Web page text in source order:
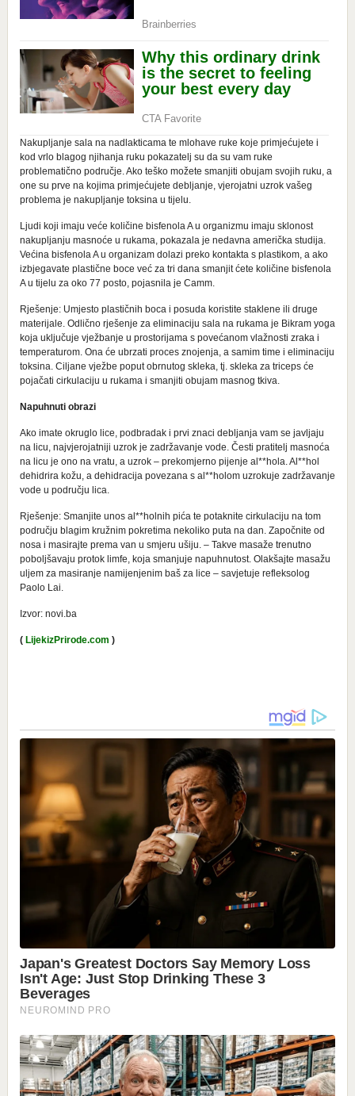
Nakupljanje sala na nadlakticama te mlohave ruke koje primjećujete i
kod vrlo blagog njihanja ruku pokazatelj su da su vam ruke
problematično područje. Ako teško možete smanjiti obujam svojih ruku, a
one su prve na kojima primjećujete debljanje, vjerojatni uzrok vašeg
problema je nakupljanje toksina u tijelu.
Ljudi koji imaju veće količine bisfenola A u organizmu imaju sklonost
nakupljanju masnoće u rukama, pokazala je nedavna američka studija.
Većina bisfenola A u organizam dolazi preko kontakta s plastikom, a ako
izbjegavate plastične boce već za tri dana smanjit ćete količine bisfenola
A u tijelu za oko 77 posto, pojasnila je Camm.
Rješenje: Umjesto plastičnih boca i posuda koristite staklene ili druge
materijale. Odlično rješenje za eliminaciju sala na rukama je Bikram yoga
koja uključuje vježbanje u prostorijama s povećanom vlažnosti zraka i
temperaturom. Ona će ubrzati proces znojenja, a samim time i eliminaciju
toksina. Ciljane vježbe poput obrnutog skleka, tj. skleka za triceps će
pojačati cirkulaciju u rukama i smanjiti obujam masnog tkiva.
Napuhnuti obrazi
Ako imate okruglo lice, podbradak i prvi znaci debljanja vam se javljaju
na licu, najvjerojatniji uzrok je zadržavanje vode. Česti pratitelj masnoća
na licu je ono na vratu, a uzrok – prekomjerno pijenje al**hola. Al**hol
dehidrira kožu, a dehidracija povezana s al**holom uzrokuje zadržavanje
vode u području lica.
Rješenje: Smanjite unos al**holnih pića te potaknite cirkulaciju na tom
području blagim kružnim pokretima nekoliko puta na dan. Započnite od
nosa i masirajte prema van u smjeru ušiju. – Takve masaže trenutno
poboljšavaju protok limfe, koja smanjuje napuhnutost. Olakšajte masažu
uljem za masiranje namijenjenim baš za lice – savjetuje refleksolog
Paolo Lai.
Izvor: novi.ba
( LijekizPrirode.com )